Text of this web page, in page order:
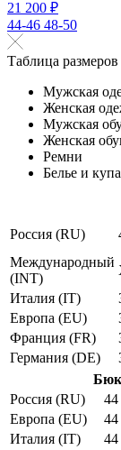
21 200 ₽
44-46 48-50
Таблица размеров
Мужская
Женская
Мужская
Женская
Ремни
Белье и
Россия (RU)
Международный
(INT)
Италия (IT)
Европа (EU)
Франция (FR)
Германия (DE)
Россия (RU)
44
Европа (EU)
44
Италия (IT)
44